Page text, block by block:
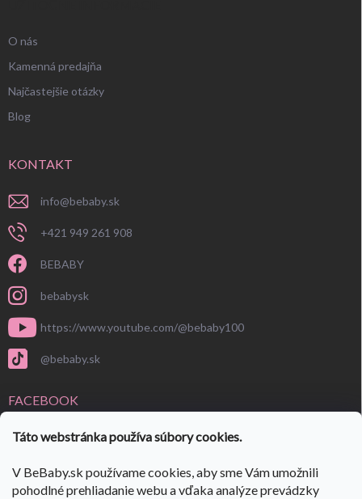
Táto webstránka používa súbory cookies.
V BeBaby.sk používame cookies, aby sme Vám umožnili
pohodlné prehliadanie webu a vďaka analýze prevádzky
O nás
Kamenná predajňa
Najčastejšie otázky
Blog
KONTAKT
info@bebaby.sk
+421 949 261 908
BEBABY
bebabysk
https://www.youtube.com/@bebaby100
@bebaby.sk
FACEBOOK